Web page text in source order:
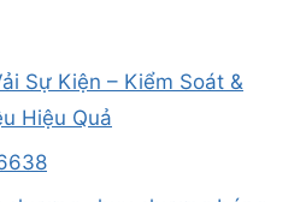
Sự Kiện – Kiểm Soát &
Hiệu Quả